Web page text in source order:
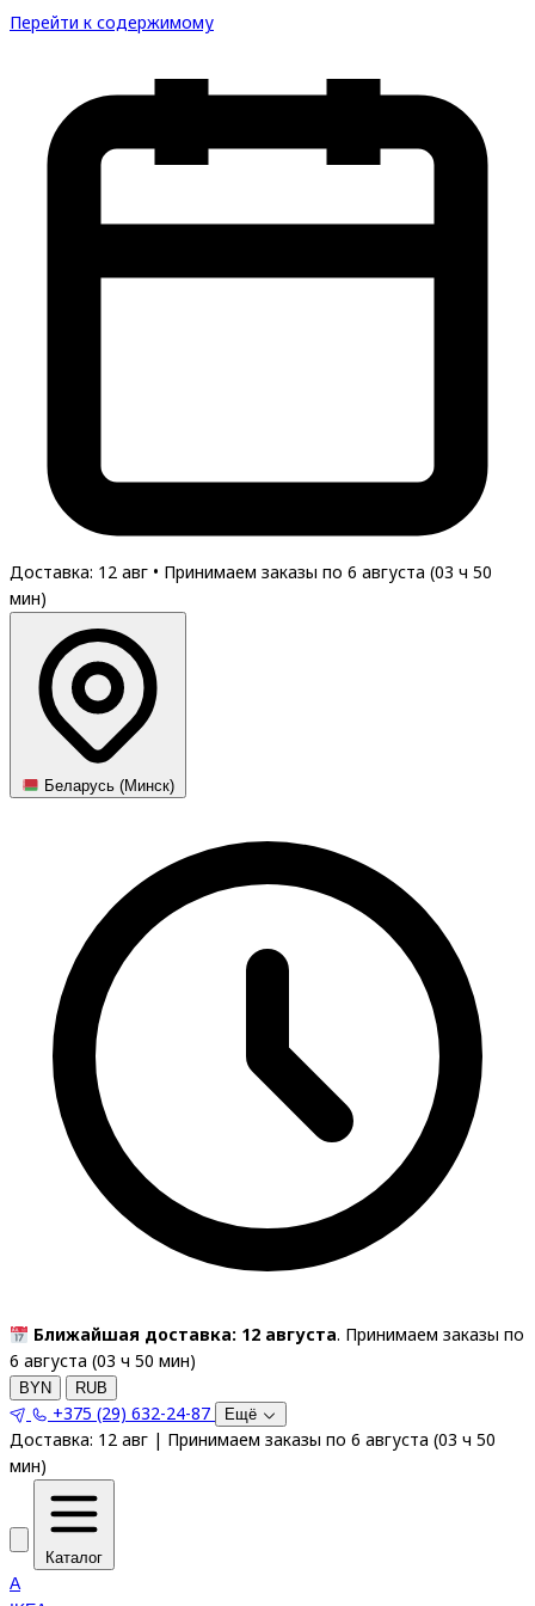
Перейти к содержимому
Доставка: 12 авг • Принимаем заказы по 6 августа (03 ч 50
мин)
Беларусь (Минск)
Ближайшая доставка: 12 августа. Принимаем заказы по
6 августа (03 ч 50 мин)
BYN RUB
+375 (29) 632-24-87 Ещё
Доставка: 12 авг | Принимаем заказы по 6 августа (03 ч 50
мин)
Каталог
A